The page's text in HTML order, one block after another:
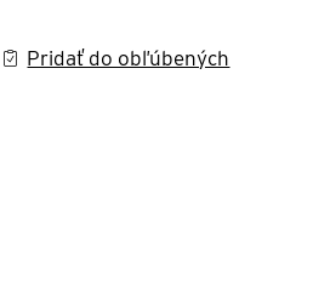
Pridať do obľúbených